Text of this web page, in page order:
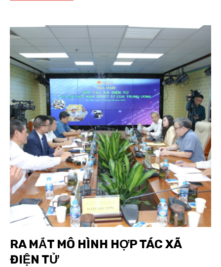
RA MẮT MÔ HÌNH HỢP TÁC XÃ
ĐIỆN TỬ